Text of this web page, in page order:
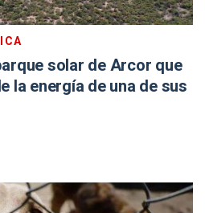
solar de Arcor que
la energía de una de sus